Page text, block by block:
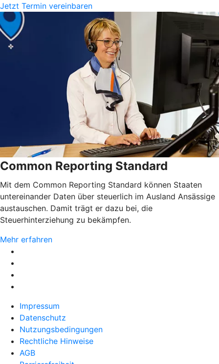
Jetzt Termin vereinbaren
Common Reporting Standard
Mit dem Common Reporting Standard können Staaten
untereinander Daten über steuerlich im Ausland Ansässige
austauschen. Damit trägt er dazu bei, die
Steuerhinterziehung zu bekämpfen.
Mehr erfahren
Impressum
Datenschutz
Nutzungsbedingungen
Rechtliche Hinweise
AGB